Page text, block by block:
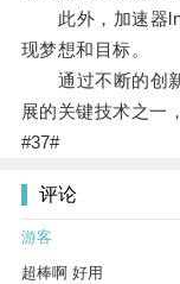
此外，加速器lns
现梦想和目标。
通过不断的创新
展的关键技术之一
#37#
评论
游客
超棒啊 好用